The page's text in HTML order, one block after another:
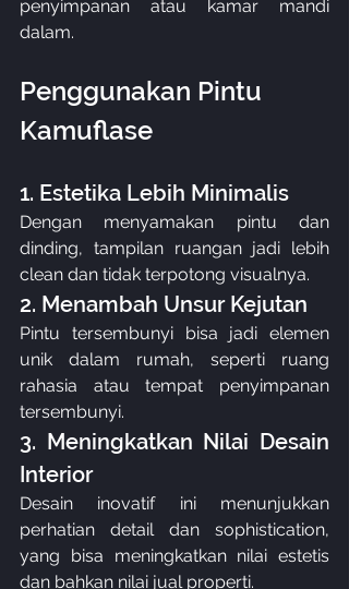
penyimpanan atau kamar mandi
dalam.
Penggunakan Pintu
Kamuflase
1. Estetika Lebih Minimalis
Dengan menyamakan pintu dan
dinding, tampilan ruangan jadi lebih
clean dan tidak terpotong visualnya.
2. Menambah Unsur Kejutan
Pintu tersembunyi bisa jadi elemen
unik dalam rumah, seperti ruang
rahasia atau tempat penyimpanan
tersembunyi.
3. Meningkatkan Nilai Desain
Interior
Desain inovatif ini menunjukkan
perhatian detail dan sophistication,
yang bisa meningkatkan nilai estetis
dan bahkan nilai jual properti.